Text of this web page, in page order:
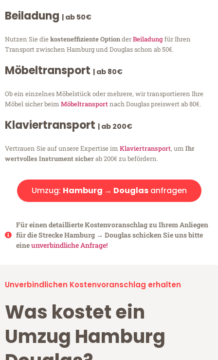
Beiladung | ab 50€
Nutzen Sie diekosteneffiziente OptionderBeiladungfür Ihren
Transport zwischen Hamburg und Douglas schon ab 50€.
Möbeltransport | ab 80€
Ob ein einzelnes Möbelstück oder mehrere, wir transportieren Ihre
Möbel sicher beim Möbeltransportnach Douglas preiswert ab 80€.
Klaviertransport | ab 200€
Vertrauen Sie auf unsere Expertise im Klaviertransport, um Ihr
wertvolles Instrument sicherab 200€ zu befördern.
Umzug: Hamburg → Douglasanfragen
Für einen detaillierte Kostenvoranschlag zu Ihrem Anliegen
für die Strecke Hamburg → Douglas schicken Sie uns bitte
eineunverbindliche Anfrage!
Unverbindlichen Kostenvoranschlag erhalten
Was kostet ein
Umzug Hamburg